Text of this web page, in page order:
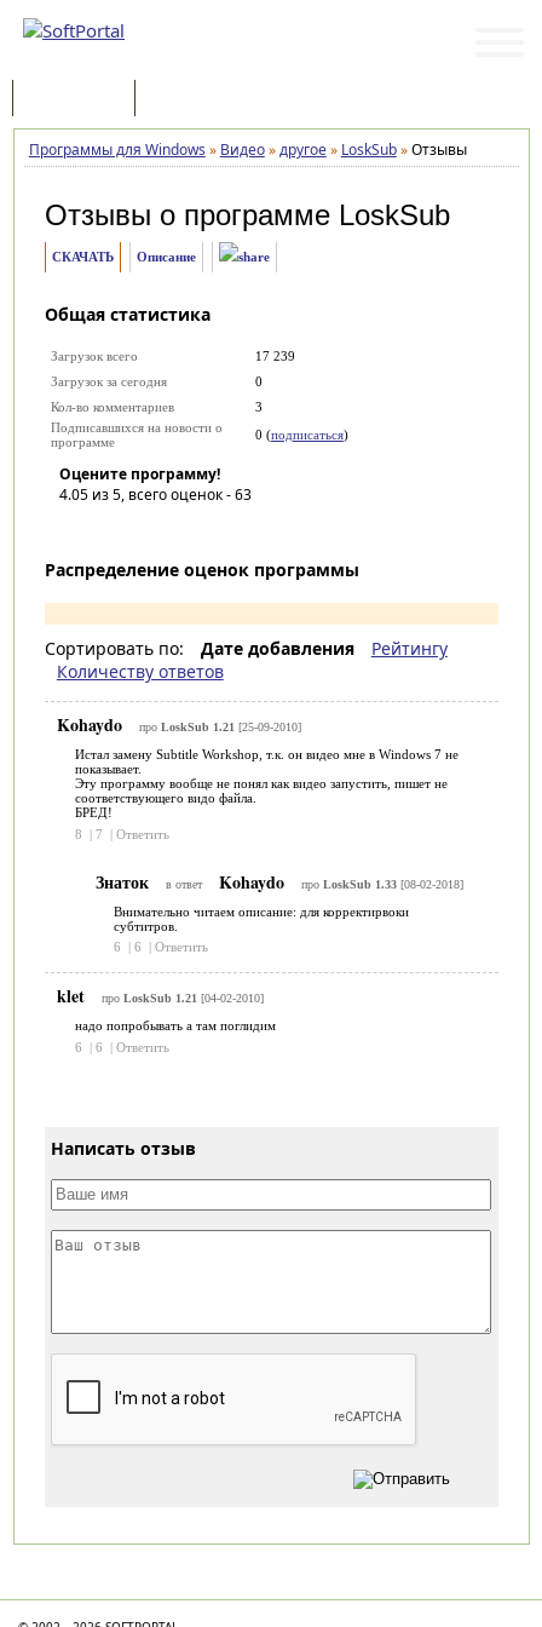
Программы для Windows » Видео»другое» LoskSub»Отзывы
Отзывы о программе LoskSub
СКАЧАТЬ Описание
Общая статистика
Загрузок всего
17 239
Загрузок за сегодня
0
Кол-во комментариев
3
Подписавшихся на новости о
программе
0 (подписаться)
Оцените программу!
4.05из 5, всего оценок -63
Распределение оценок программы
Сортировать по: Дате добавления
Рейтингу
Количеству ответов
Kohaydo про LoskSub 1.21 [25-09-2010]
Истал замену Subtitle Workshop, т.к. он видео мне в Windows 7 не
показывает.
Эту программу вообще не понял как видео запустить, пишет не
соответствующего видо файла.
БРЕД!
8
| 7 | Ответить
Знаток в ответ Kohaydo про LoskSub 1.33[08-02-2018]
Внимательно читаем описание: для корректирвоки
субтитров.
6
| 6 | Ответить
klet про LoskSub 1.21 [04-02-2010]
надо попробывать а там поглидим
6
| 6 | Ответить
Написать отзыв